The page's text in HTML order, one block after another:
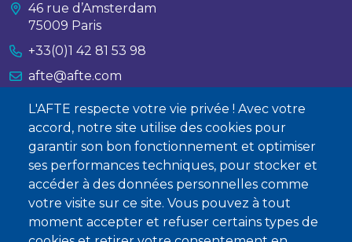
L'AFTE respecte votre vie privée ! Avec votre
accord, notre site utilise des cookies pour
garantir son bon fonctionnement et optimiser
ses performances techniques, pour stocker et
accéder à des données personnelles comme
votre visite sur ce site. Vous pouvez à tout
moment accepter et refuser certains types de
46 rue d’Amsterdam
75009 Paris
+33(0)1 42 81 53 98
afte@afte.com
Nous contacter
À propos
Qui sommes-nous ?
Devenir membre